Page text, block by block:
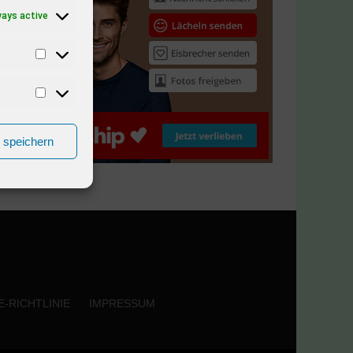
active
speichern
RICHTLINIE IMPRESSUM